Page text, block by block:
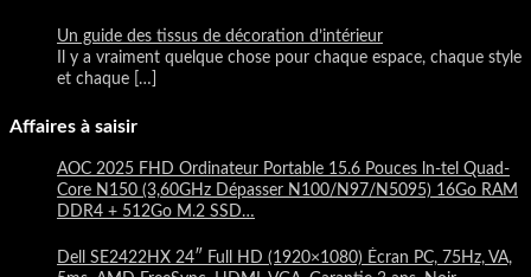
Un guide des tissus de décoration d’intérieur
Il y a vraiment quelque chose pour chaque espace, chaque style
et chaque
[…]
Affaires à saisir
AOC 2025 FHD Ordinateur Portable 15.6 Pouces ln-tel Quad-
Core N150 (3,60GHz Dépasser N100/N97/N5095) 16Go RAM
DDR4 + 512Go M.2 SSD…
Dell SE2422HX 24″ Full HD (1920×1080) Écran PC, 75Hz, VA,